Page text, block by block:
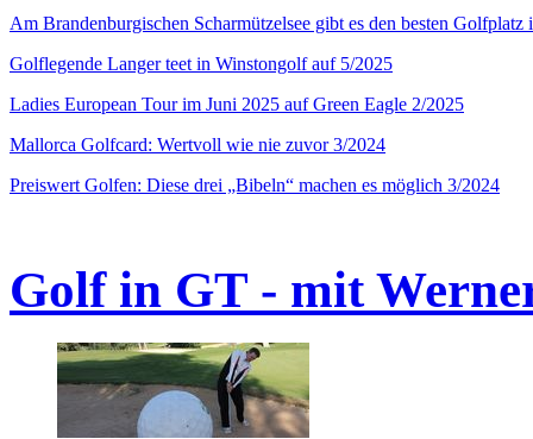
Am Brandenburgischen Scharmützelsee gibt es den besten
Golflegende Langer teet in Winstongolf auf 5/2025
Ladies European Tour im Juni 2025 auf Green Eagle 2/2025
Mallorca Golfcard: Wertvoll wie nie zuvor 3/2024
Preiswert Golfen: Diese drei „Bibeln“ machen es möglich 3/2024
Golf in GT - mit